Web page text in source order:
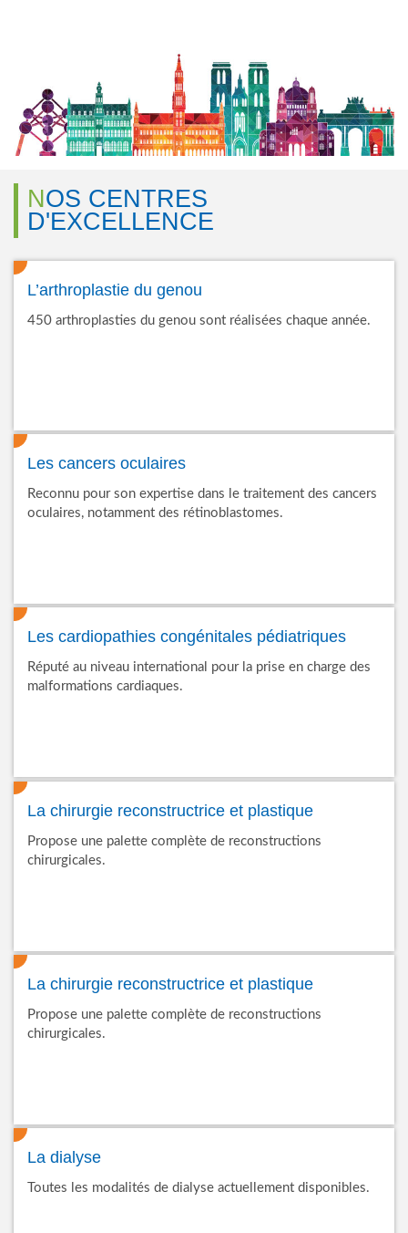
NOS CENTRES
D'EXCELLENCE
L’arthroplastie du genou
450 arthroplasties du genou sont réalisées chaque année.
Les cancers oculaires
Reconnu pour son expertise dans le traitement des cancers
oculaires, notamment des rétinoblastomes.
Les cardiopathies congénitales pédiatriques
Réputé au niveau international pour la prise en charge des
malformations cardiaques.
La chirurgie reconstructrice et plastique
Propose une palette complète de reconstructions
chirurgicales.
La chirurgie reconstructrice et plastique
Propose une palette complète de reconstructions
chirurgicales.
La dialyse
Toutes les modalités de dialyse actuellement disponibles.